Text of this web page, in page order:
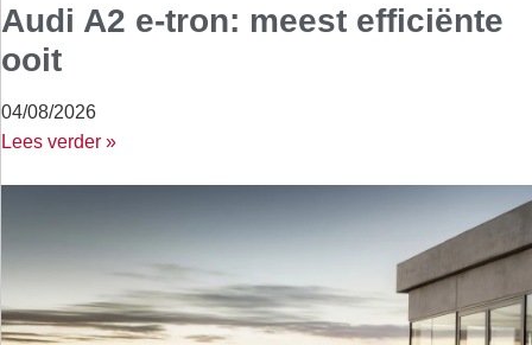
Audi A2 e-tron: meest efficiënte
ooit
04/08/2026
Lees verder »